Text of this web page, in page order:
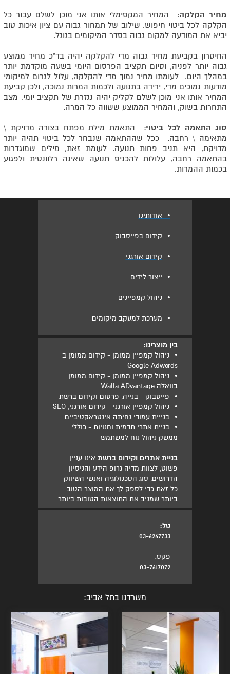
מחיר הקלקה: המחיר המקסימלי אותו אני מוכן לשלם עבור כל
הקלקה לכל ביטוי חיפוש. שילוב של תמחור גבוה עם ציון איכות טוב
יביא את המודעה למקום גבוה בסדר המיקומים בגוגל.
החיסרון בקביעת מחיר גבוה מדי להקלקה יהיה בד"כ מחיר ממוצע
גבוה יותר לפניה, וסיום תקציב הפרסום היומי בשעה מוקדמת יותר
במהלך היום. לעומתו מחיר נמוך מדי להקלקה, עלול לגרום למיקומי
מודעות נמוכים מדי, ירידה בתנועה ולכמות המרות נמוכה, ולכן קביעת
המחיר אותו אני מוכן לשלם לקליק יהיה נגזרת של תקציב יומי, מצב
התחרות בשוק, והמחיר הממוצע ששווה כל המרה.
סוג התאמה לכל ביטוי: התאמת מילת מפתח בצורה מדויקת \
מתאימה \ רחבה. ככל שההתאמה שנבחר לכל ביטוי תהיה יותר
מדויקת, היא תניב פחות תנועה. לעומת זאת, מילים שמוגדרות
בהתאמה רחבה, עלולות להכניס תנועה שאינה רלוונטית ולפגוע
בכמות ההמרות.
בין מוצרינו:
•
ניהול קמפיין ממומן - קידום ממומן ב
Google Adwords
•
ניהול קמפיין ממומן - קידום ממומן
בוואלה Walla ADvantage
• פייסבוק - בנייה, פרסום וקידום ברשת
• ניהול קמפיין אורגני - קידום אורגני, SEO
• בנייית עמודי נחיתה אינטראקטיביים
•
בניית אתרי תדמית וחנויות - כוללי
ממשק ניהול נוח למשתמש
בניית אתרים וקידום ברשתאינו עניין
פשוט, לצוות מדיה גרופ הידע והניסיון
הדרושים, סוג הטכנולוגיה ואנשי השיווק -
כל זאת כדי לספק לך את המוצר הטוב
ביותר שמניב את התוצאות הטובות ביותר.
• אודותינו
• קידום בפייסבוק
• קידום אורגני
• ייצור לידים
• ניהול קמפיינים
• מערכת למעקב מיקומים
טל:
03-6247733
פקס:
03-7617072
משרדנו בתל אביב: